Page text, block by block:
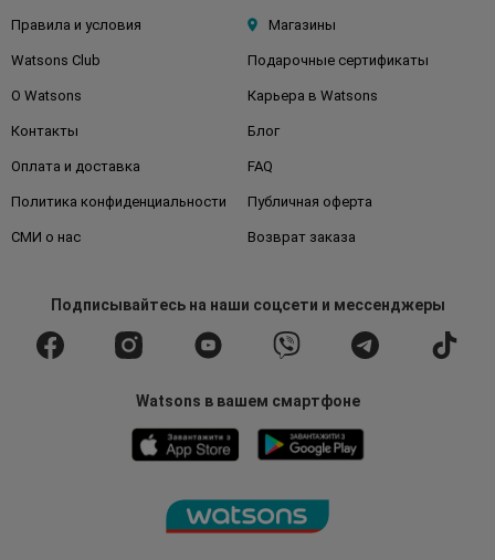
Правила и условия Магазины
Watsons Club Подарочные сертификаты
О Watsons Карьера в Watsons
Контакты Блог
Оплата и доставка FAQ
Политика конфиденциальности Публичная оферта
СМИ о нас Возврат заказа
Подписывайтесьна наши соцсети и мессенджеры
Watsons в вашем смартфоне